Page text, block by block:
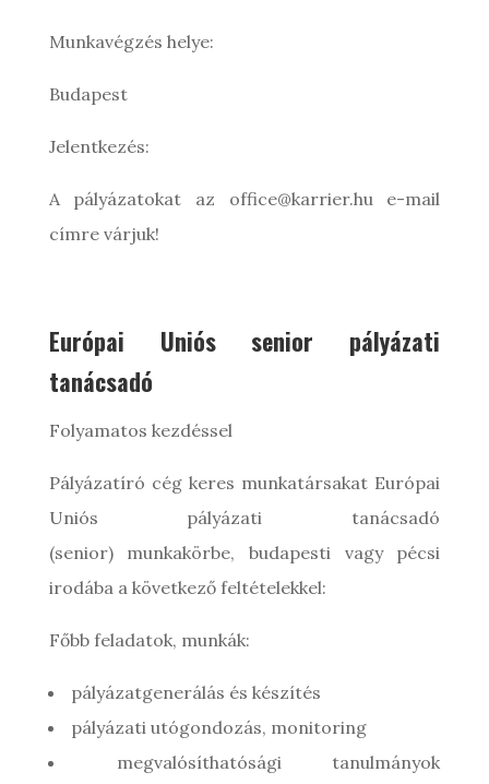
Munkavégzés helye:
Budapest
Jelentkezés:
A pályázatokat az office@karrier.hu e-mail
címre várjuk!
Európai Uniós senior pályázati
tanácsadó
Folyamatos kezdéssel
Pályázatíró cég keres munkatársakat Európai
Uniós pályázati tanácsadó
(senior) munkakörbe, budapesti vagy pécsi
irodába a következő feltételekkel:
Főbb feladatok, munkák:
pályázatgenerálás és készítés
pályázati utógondozás, monitoring
megvalósíthatósági tanulmányok